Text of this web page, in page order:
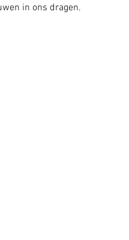
in ons dragen.